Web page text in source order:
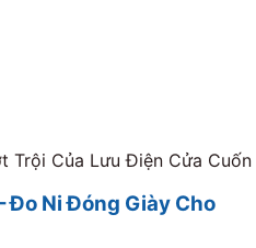
Trội Của Lưu Điện Cửa
Đo Ni Đóng Giày Cho